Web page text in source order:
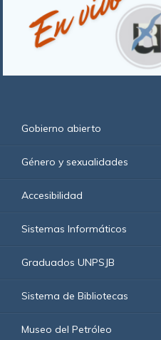
Gobierno abierto
Género y sexualidades
Accesibilidad
Sistemas Informáticos
Graduados UNPSJB
Sistema de Bibliotecas
Museo del Petróleo